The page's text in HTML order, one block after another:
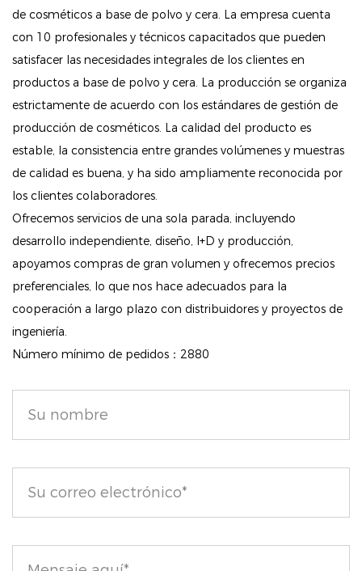
el maquillaje de los ojos durante todo el día sin
desvanecer ni mancharse.
4. Espejo conveniente: la paleta viene con un espejo
integrado, lo que hace que sea fácil aplicarse sobre
la marcha o para retoques detallados.
Ya sea para uso profesional o rutinas diarias de
maquillaje, esta sombra de ojos de maquillaje
profesional de 18 colores Pallate ofrece calidad y
conveniencia, por lo que es una adición
imprescindible a su colección de maquillaje.
de cosméticos a base de polvo y cera. La empresa cuenta
con 10 profesionales y técnicos capacitados que pueden
satisfacer las necesidades integrales de los clientes en
productos a base de polvo y cera. La producción se organiza
estrictamente de acuerdo con los estándares de gestión de
producción de cosméticos. La calidad del producto es
estable, la consistencia entre grandes volúmenes y muestras
de calidad es buena, y ha sido ampliamente reconocida por
los clientes colaboradores.
Ofrecemos servicios de una sola parada, incluyendo
desarrollo independiente, diseño, I+D y producción,
apoyamos compras de gran volumen y ofrecemos precios
preferenciales, lo que nos hace adecuados para la
cooperación a largo plazo con distribuidores y proyectos de
ingeniería.
Número mínimo de pedidos：2880